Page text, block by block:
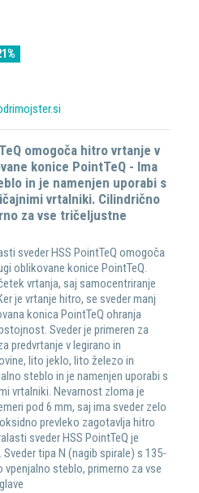
omogoča hitro vrtanje v
konice PointTeQ - Ima
in je namenjen uporabi s
vrtalniki. Cilindrično
za vse tričeljustne
sveder HSS PointTeQ omogoča
oblikovane konice PointTeQ.
vrtanja, saj samocentriranje
je vrtanje hitro, se sveder manj
konica PointTeQ ohranja
Sveder je primeren za
predvrtanje v legirano in
lito jeklo, lito železo in
steblo in je namenjen uporabi s
vrtalniki. Nevarnost zloma je
pod 6 mm, saj ima sveder zelo
prevleko zagotavlja hitro
sveder HSS PointTeQ je
tipa N (nagib spirale) s 135-
steblo, primerno za vse